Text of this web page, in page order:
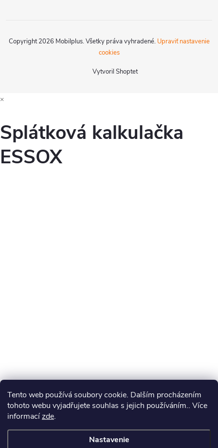
Tento web používá soubory cookie. Dalším procházením
tohoto webu vyjadřujete souhlas s jejich používáním.. Více
informacízde.
Nastavenie
Vytvoril Shoptet
Copyright 2026 Mobilplus. Všetky práva vyhradené. Upraviť nastavenie
cookies
×
Splátková kalkulačka
ESSOX